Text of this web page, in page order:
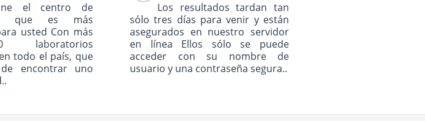
el centro de
que es más
usted Con más
laboratorios
todo el país, que
encontrar uno
Los resultados tardan tan
sólo tres días para venir y están
asegurados en nuestro servidor
en línea Ellos sólo se puede
acceder con su nombre de
usuario y una contraseña segura..